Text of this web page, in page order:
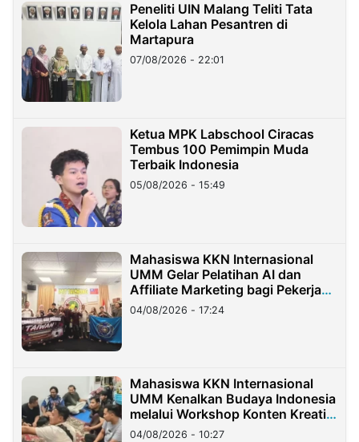
Peneliti UIN Malang Teliti Tata
Kelola Lahan Pesantren di
Martapura
07/08/2026 - 22:01
Ketua MPK Labschool Ciracas
Tembus 100 Pemimpin Muda
Terbaik Indonesia
05/08/2026 - 15:49
Mahasiswa KKN Internasional
UMM Gelar Pelatihan AI dan
Affiliate Marketing bagi Pekerja
Migran Indonesia di Taiwan
04/08/2026 - 17:24
Mahasiswa KKN Internasional
UMM Kenalkan Budaya Indonesia
melalui Workshop Konten Kreatif
di Taiwan
04/08/2026 - 10:27